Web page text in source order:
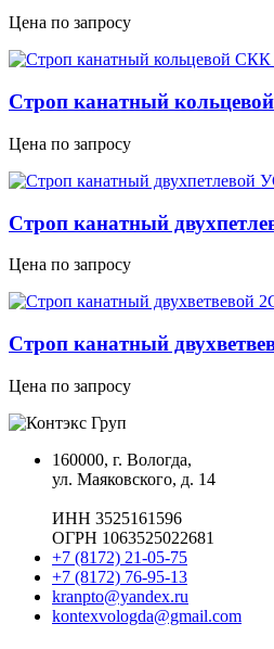
Цена по запросу
Строп канатный
Цена по запросу
Строп канатный
Цена по запросу
Строп канатный
Цена по запросу
160000, г. Вологда,
ул. Маяковского, д. 14
ИНН 3525161596
ОГРН 1063525022681
+7 (8172) 21-05-75
+7 (8172) 76-95-13
kranpto@yandex.ru
kontexvologda@gmail.com